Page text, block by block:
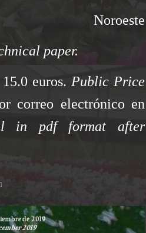
Noroeste
paper.
euros. Public Price
correo electrónico en
in pdf format after